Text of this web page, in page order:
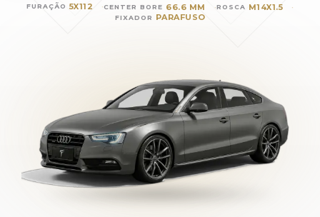
FURAÇÃO 5X112 CENTER BORE 66.6 MM ROSCA M14X1.5
FIXADOR PARAFUSO